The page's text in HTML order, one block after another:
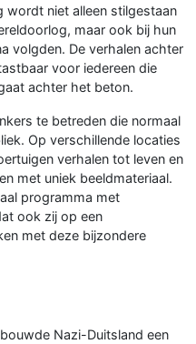
wordt niet alleen stilgestaan
maar ook bij hun
volgden. De verhalen achter
voor iedereen die
achter het beton.
te betreden die normaal
Op verschillende locaties
verhalen tot leven en
met uniek beeldmateriaal.
programma met
ook zij op een
met deze bijzondere
Nazi-Duitsland een